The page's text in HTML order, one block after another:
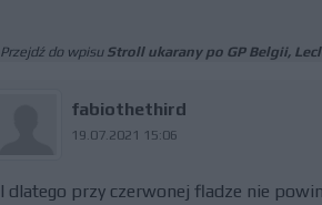
Przejdź do wpisu Stroll ukarany po GP Belgii,
fabiothethird
19.07.2021 15:06
I dlatego przy czerwonej fladze nie